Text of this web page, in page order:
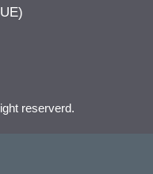
reserverd.